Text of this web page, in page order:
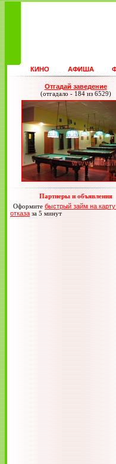
КИНО АФИША
Отгадай заведение
(отгадало - 184 из 6529)
Партнеры и объявления
Оформитебыстрый займ на карту
отказа за 5 минут